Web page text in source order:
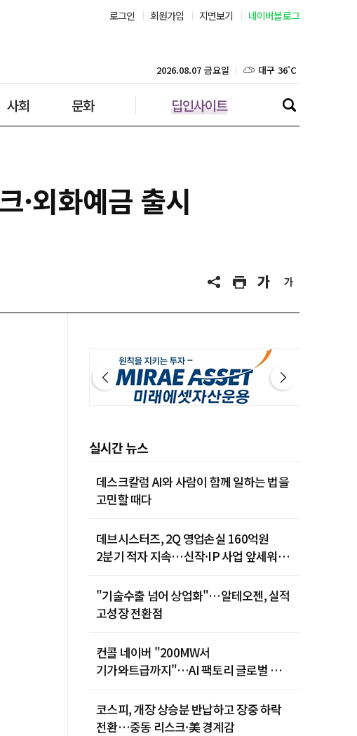
로그인 회원가입 지면보기 네이버블로그
사회 문화 딥인사이트
2026.08.07 금요일 대구 36˚C
인천 30˚C
제주 30˚C
·외화예금 출시
실시간 뉴스
데스크칼럼 AI와 사람이 함께 일하는 법을
고민할 때다
데브시스터즈, 2Q 영업손실 160억원
2분기 적자 지속…신작·IP 사업 앞세워
"기술수출 넘어 상업화"…알테오젠, 실적
고성장 전환점
컨콜 네이버 "200MW서
기가와트급까지"…AI 팩토리 글로벌 확장
코스피, 개장 상승분 반납하고 장중 하락
전환…중동 리스크·美 경계감